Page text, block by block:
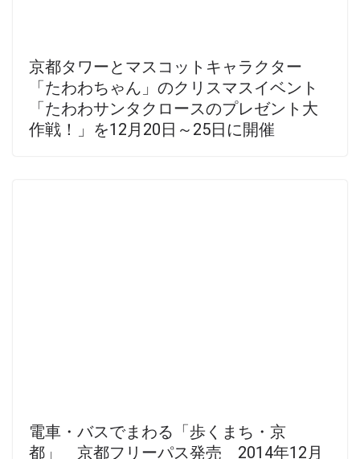
京都タワーとマスコットキャラクター
「たわわちゃん」のクリスマスイベント
「たわわサンタクロースのプレゼント大
作戦！」を12月20日～25日に開催
電車・バスでまわる「歩くまち・京
都」 京都フリーパス発売 2014年12月